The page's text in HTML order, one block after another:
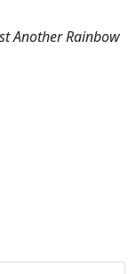
Another Rainbow